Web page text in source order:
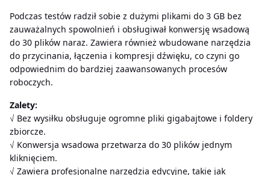
Podczas testów radził sobie z dużymi plikami do 3 GB bez
zauważalnych spowolnień i obsługiwał konwersję wsadową
do 30 plików naraz. Zawiera również wbudowane narzędzia
do przycinania, łączenia i kompresji dźwięku, co czyni go
odpowiednim do bardziej zaawansowanych procesów
roboczych.
Zalety:
√ Bez wysiłku obsługuje ogromne pliki gigabajtowe i foldery
zbiorcze.
√ Konwersja wsadowa przetwarza do 30 plików jednym
kliknięciem.
√ Zawiera profesjonalne narzędzia edycyjne, takie jak